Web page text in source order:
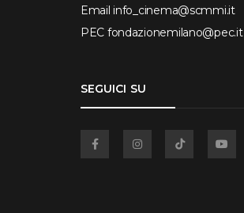
Email info_cinema@scmmi.it
PEC fondazionemilano@pec.it
SEGUICI SU